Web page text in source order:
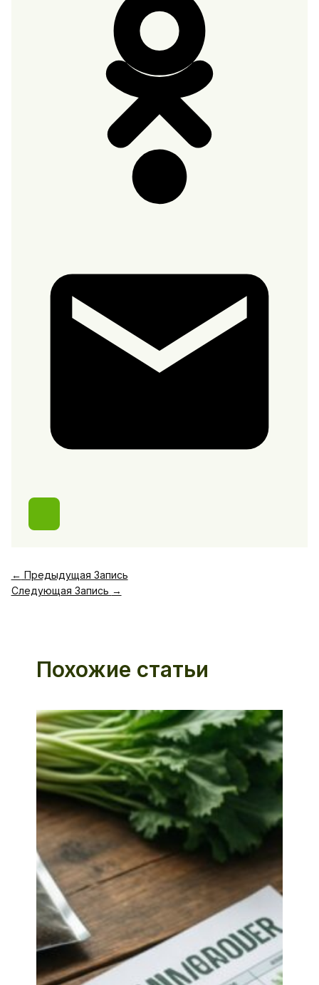
← Предыдущая Запись
Следующая Запись →
Похожие статьи